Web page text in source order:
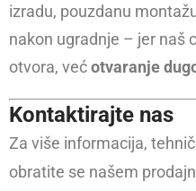
izradu, pouzdanu
nakon ugradnje – jer naš
otvora, većotvaranje
Kontaktirajte nas
Za više informacija,
obratite se našem